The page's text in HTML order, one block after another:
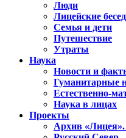
Люди
Лицейские
Семья и дети
Путешествие
Утраты
Наука
Новости и
Гуманитарные
Естественно-
Наука в лицах
Проекты
Архив